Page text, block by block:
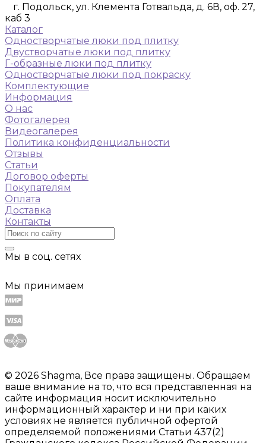
г. Подольск, ул. Клемента Готвальда, д. 6В, оф. 27,
каб 3
Каталог
Одностворчатые люки под плитку
Двустворчатые люки под плитку
Г-образные люки под плитку
Одностворчатые люки под покраску
Комплектующие
Информация
О нас
Фотогалерея
Видеогалерея
Политика конфиденциальности
Отзывы
Статьи
Договор оферты
Покупателям
Оплата
Доставка
Контакты
Мы в соц. сетях
Мы принимаем
© 2026 Shagma, Все права защищены. Обращаем
ваше внимание на то, что вся представленная на
сайте информация носит исключительно
информационный характер и ни при каких
условиях не является публичной офертой
определяемой положениями Статьи 437(2)